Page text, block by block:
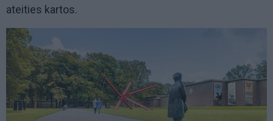
ateities kartos.